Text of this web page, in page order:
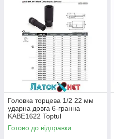
Головка торцева 1/2 22 мм
ударна довга 6-гранна
KABE1622 Toptul
Готово до відправки